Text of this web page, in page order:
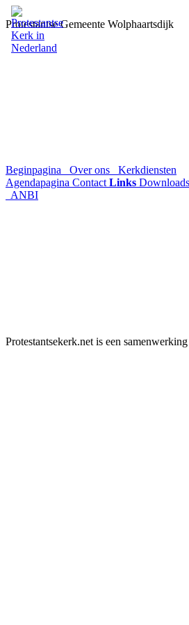
Protestantse Gemeente Wolphaartsdijk
Beginpagina Over ons
Kerkdiensten
Agendapagina Contact Links Downloads
ANBI
Protestantsekerk.net is een